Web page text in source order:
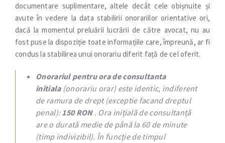
documentare suplimentare, altele decât cele obișnuite și
avute în vedere la data stabilirii onorariilor orientative ori,
dacă la momentul preluării lucrării de către avocat, nu au
fost puse la dispoziție toate informațiile care, împreună, ar fi
condus la stabilirea unui onorariu diferit față de cel oferit.
Onorariul pentru ora de consultanta
initiala(onorariu orar) este identic, indiferent
de ramura de drept (exceptie facand dreptul
penal):150 RON. Ora inițială de consultanță
are o durată medie de până la 60 de minute
(timp indivizibil). În funcție de timpul